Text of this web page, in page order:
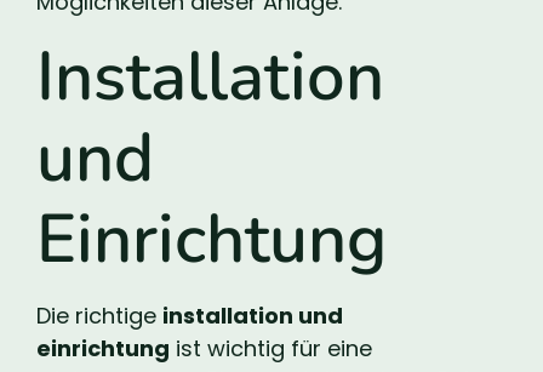
Installation
und
Einrichtung
Die richtige installation und
einrichtung ist wichtig für eine